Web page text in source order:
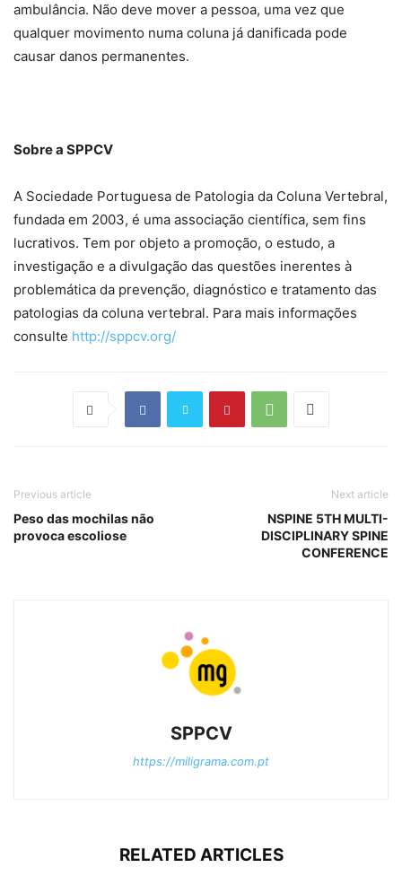
ambulância. Não deve mover a pessoa, uma vez que
qualquer movimento numa coluna já danificada pode
causar danos permanentes.
Sobre a SPPCV
A Sociedade Portuguesa de Patologia da Coluna Vertebral,
fundada em 2003, é uma associação científica, sem fins
lucrativos. Tem por objeto a promoção, o estudo, a
investigação e a divulgação das questões inerentes à
problemática da prevenção, diagnóstico e tratamento das
patologias da coluna vertebral. Para mais informações
consulte http://sppcv.org/
Previous article
Peso das mochilas não
provoca escoliose
Next article
NSPINE 5TH MULTI-
DISCIPLINARY SPINE
CONFERENCE
SPPCV
https://miligrama.com.pt
RELATED ARTICLES